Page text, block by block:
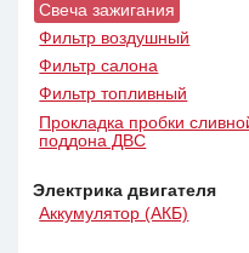
Свеча зажигания
Фильтр воздушный
Фильтр салона
Фильтр топливный
Прокладка пробки
поддона ДВС
Электрика двигателя
Аккумулятор (АКБ)